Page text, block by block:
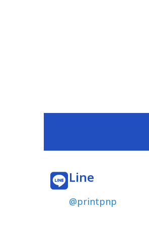
Line
@printpnp